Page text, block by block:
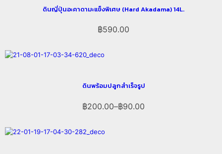
ดินญี่ปุ่นอะคาดามะแข็งพิเศษ (Hard Akadama) 14L.
฿590.00
ดินพร้อมปลูกสำเร็จรูป
฿90.00
–
฿200.00